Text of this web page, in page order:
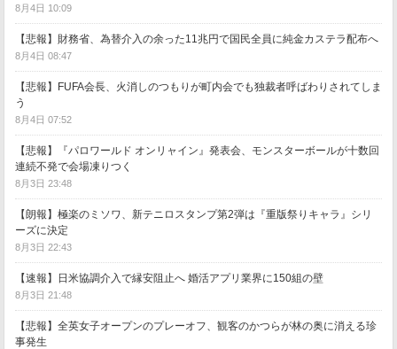
8月4日 10:09
【悲報】財務省、為替介入の余った11兆円で国民全員に純金カステラ配布へ
8月4日 08:47
【悲報】FUFA会長、火消しのつもりが町内会でも独裁者呼ばわりされてしま
う
8月4日 07:52
【悲報】『パロワールド オンリャイン』発表会、モンスターボールが十数回
連続不発で会場凍りつく
8月3日 23:48
【朗報】極楽のミソワ、新テニロスタンプ第2弾は『重版祭りキャラ』シリ
ーズに決定
8月3日 22:43
【速報】日米協調介入で縁安阻止へ 婚活アプリ業界に150組の壁
8月3日 21:48
【悲報】全英女子オープンのプレーオフ、観客のかつらが林の奥に消える珍
事発生